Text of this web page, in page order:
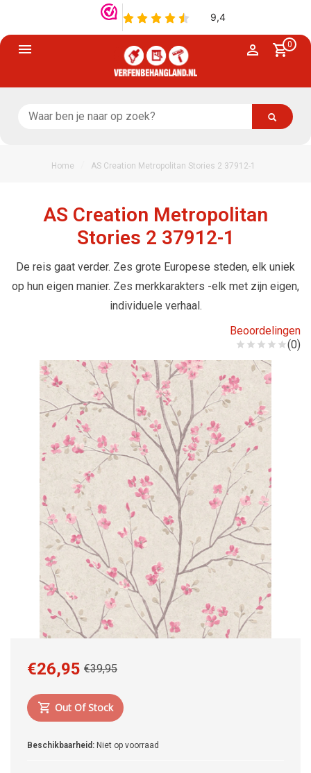
0
Home AS Creation Metropolitan Stories 2 37912-1
AS Creation Metropolitan
Stories 2 37912-1
De reis gaat verder. Zes grote Europese steden, elk uniek
op hun eigen manier. Zes merkkarakters -elk met zijn eigen,
individuele verhaal.
Beoordelingen
(0)
€39,95
€26,95
Out Of Stock
Beschikbaarheid: Niet op voorraad